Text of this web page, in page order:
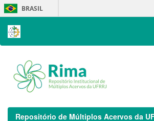
Skip
navigation
BRASIL
Repositório de Múltiplos Acervos da